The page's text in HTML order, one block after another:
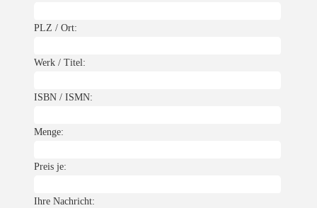
PLZ / Ort:
Werk / Titel:
ISBN / ISMN:
Menge:
Preis je:
Ihre Nachricht: